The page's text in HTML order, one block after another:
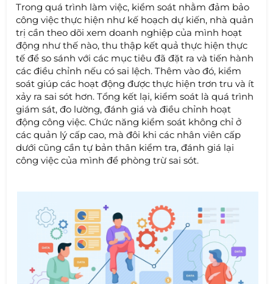
Trong quá trình làm việc, kiểm soát nhằm đảm bảo
công việc thực hiện như kế hoạch dự kiến, nhà quản
trị cần theo dõi xem doanh nghiệp của mình hoạt
động như thế nào, thu thập kết quả thực hiện thực
tế để so sánh với các mục tiêu đã đặt ra và tiến hành
các điều chỉnh nếu có sai lệch. Thêm vào đó, kiểm
soát giúp các hoạt động được thực hiện trơn tru và ít
xảy ra sai sót hơn. Tổng kết lại, kiểm soát là quá trình
giám sát, đo lường, đánh giá và điều chỉnh hoạt
động công việc. Chức năng kiểm soát không chỉ ở
các quản lý cấp cao, mà đôi khi các nhân viên cấp
dưới cũng cần tự bản thân kiểm tra, đánh giá lại
công việc của mình để phòng trừ sai sót.